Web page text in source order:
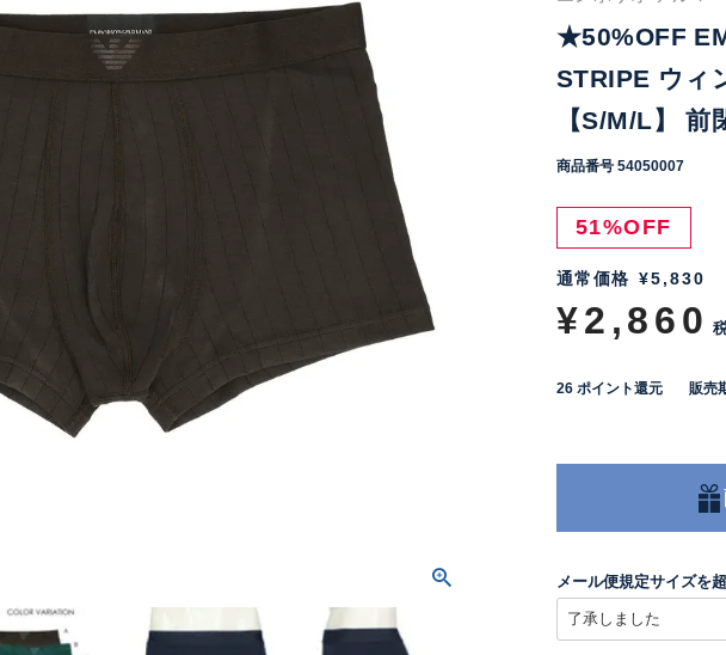
★50%OFF
STRIPE ウィ
【S/M/L】
商品番号 54050007
51%OFF
通常価格 ¥5,830
¥2,860
26 ポイント還元 販売
メール便規定サイズを